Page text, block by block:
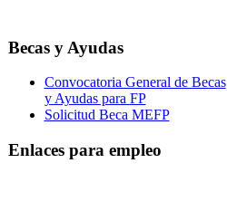
Becas y Ayudas
Convocatoria General de Becas
y Ayudas para FP
Solicitud Beca MEFP
Enlaces para empleo